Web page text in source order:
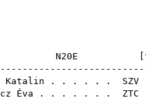
N20E [
Katalin . . . . . . SZV
Éva . . . . . . . ZTC